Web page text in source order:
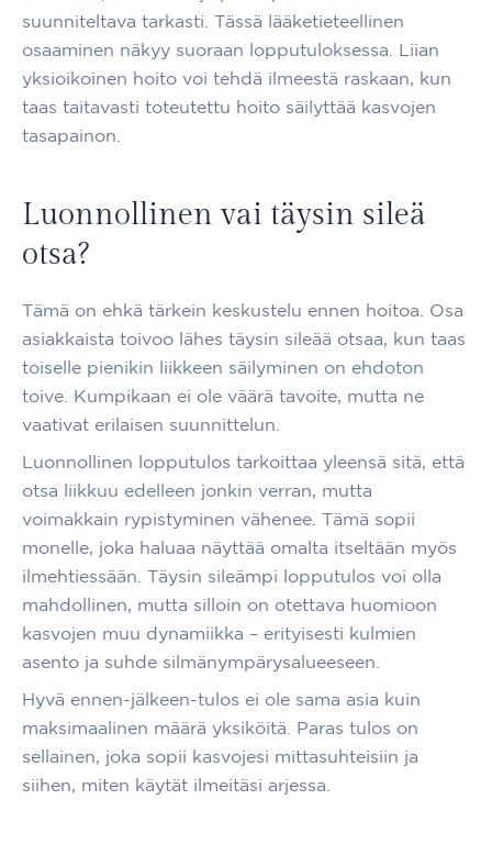
suunniteltava tarkasti. Tässä lääketieteellinen
osaaminen näkyy suoraan lopputuloksessa. Liian
yksioikoinen hoito voi tehdä ilmeestä raskaan, kun
taas taitavasti toteutettu hoito säilyttää kasvojen
tasapainon.
Luonnollinen vai täysin sileä
otsa?
Tämä on ehkä tärkein keskustelu ennen hoitoa. Osa
asiakkaista toivoo lähes täysin sileää otsaa, kun taas
toiselle pienikin liikkeen säilyminen on ehdoton
toive. Kumpikaan ei ole väärä tavoite, mutta ne
vaativat erilaisen suunnittelun.
Luonnollinen lopputulos tarkoittaa yleensä sitä, että
otsa liikkuu edelleen jonkin verran, mutta
voimakkain rypistyminen vähenee. Tämä sopii
monelle, joka haluaa näyttää omalta itseltään myös
ilmehtiessään. Täysin sileämpi lopputulos voi olla
mahdollinen, mutta silloin on otettava huomioon
kasvojen muu dynamiikka – erityisesti kulmien
asento ja suhde silmänympärysalueeseen.
Hyvä ennen-jälkeen-tulos ei ole sama asia kuin
maksimaalinen määrä yksiköitä. Paras tulos on
sellainen, joka sopii kasvojesi mittasuhteisiin ja
siihen, miten käytät ilmeitäsi arjessa.